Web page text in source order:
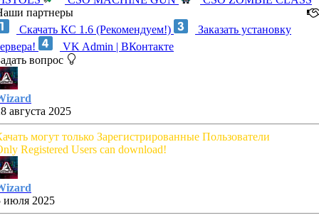
партнеры
Скачать КС 1.6 (Рекомендуем!)
Заказать установку
VK Admin | ВКонтакте
вопрос
августа 2025
могут только Зарегистрированные Пользователи
Registered Users can download!
июля 2025